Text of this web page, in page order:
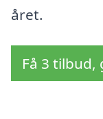
året.
Få 3